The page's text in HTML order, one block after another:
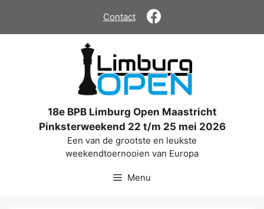
de
Contact
18e BPB Limburg Open Maastricht
Pinksterweekend 22 t/m 25 mei 2026
Een van de grootste en leukste
weekendtoernooien van Europa
Menu